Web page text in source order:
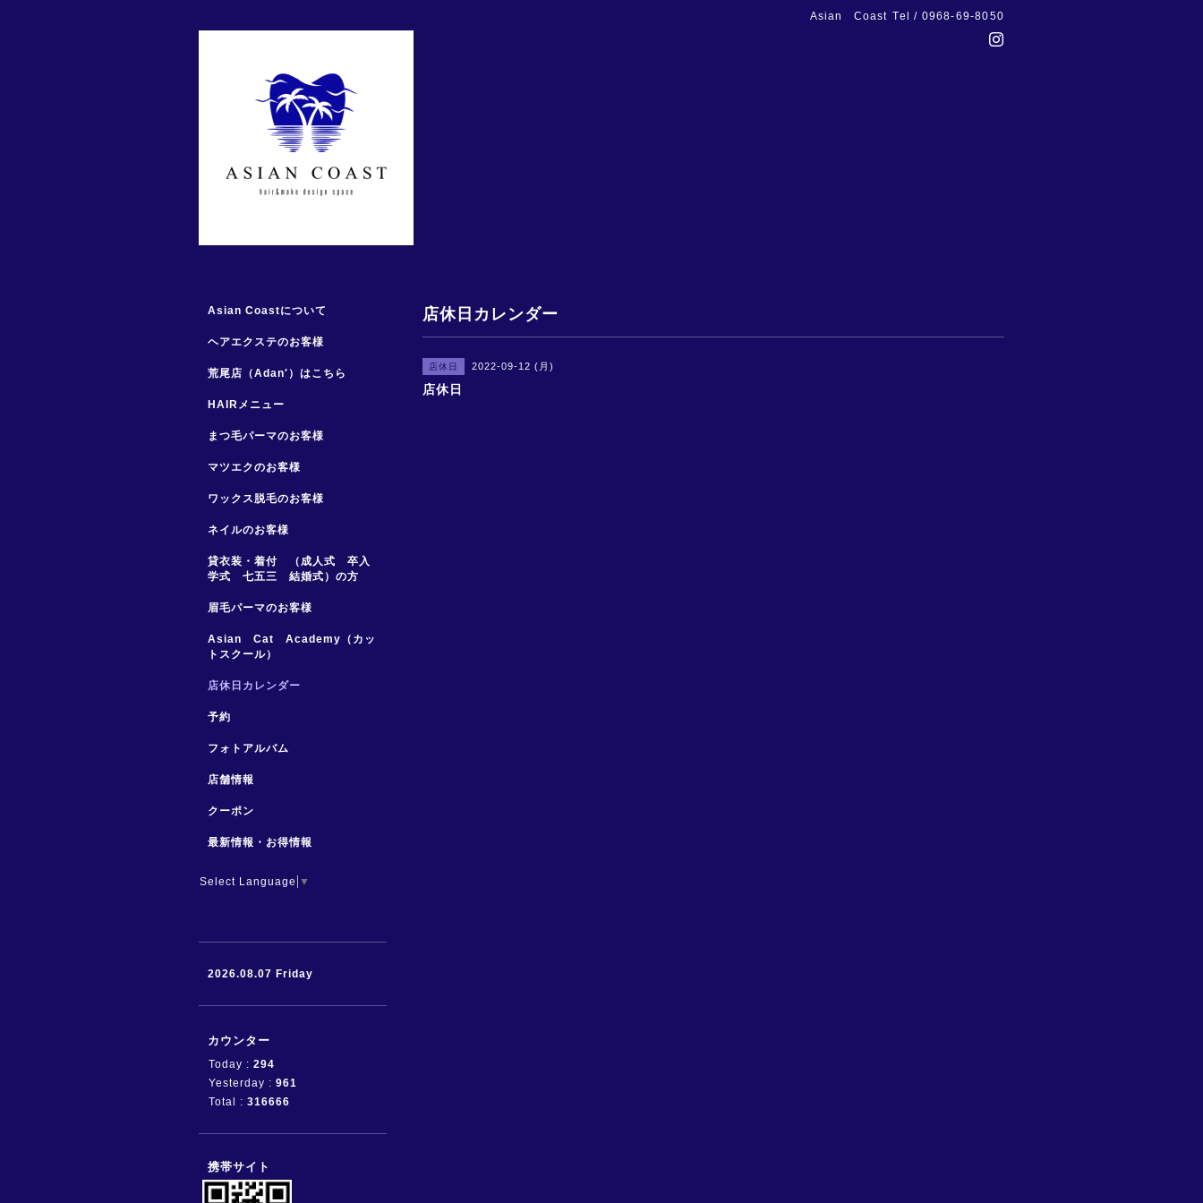
Asian Coast Tel / 0968-69-8050
店休日カレンダー
店休日 2022-09-12 (月)
店休日
Asian Coastについて
ヘアエクステのお客様
荒尾店（Adan′）はこちら
HAIRメニュー
まつ毛パーマのお客様
マツエクのお客様
ワックス脱毛のお客様
ネイルのお客様
貸衣装・着付 （成人式 卒入
学式 七五三 結婚式）の方
眉毛パーマのお客様
Asian Cat Academy（カッ
トスクール）
店休日カレンダー
予約
フォトアルバム
店舗情報
クーポン
最新情報・お得情報
Select Language ▼
2026.08.07 Friday
カウンター
Today : 294
Yesterday : 961
Total : 316666
携帯サイト